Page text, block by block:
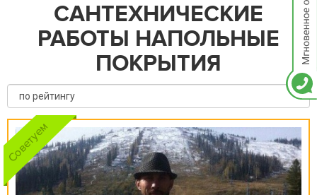
САНТЕХНИЧЕСКИЕ
РАБОТЫ НАПОЛЬНЫЕ
ПОКРЫТИЯ